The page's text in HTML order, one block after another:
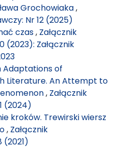
Grochowiaka,
Nr 12 (2025)
czas, Załącznik
(2023): Załącznik
Adaptations of
Literature. An Attempt to
, Załącznik
(2024)
kroków. Trewirski wiersz
, Załącznik
(2021)